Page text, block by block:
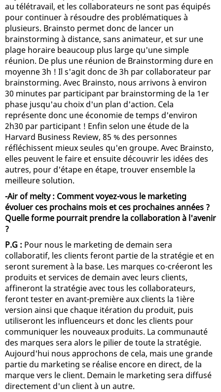
au télétravail, et les collaborateurs ne sont pas équipés
pour continuer à résoudre des problématiques à
plusieurs. Brainsto permet donc de lancer un
brainstorming à distance, sans animateur, et sur une
plage horaire beaucoup plus large qu'une simple
réunion. De plus une réunion de Brainstorming dure en
moyenne 3h ! Il s'agit donc de 3h par collaborateur par
brainstorming. Avec Brainsto, nous arrivons à environ
30 minutes par participant par brainstorming de la 1er
phase jusqu'au choix d'un plan d'action. Cela
représente donc une économie de temps d'environ
2h30 par participant ! Enfin selon une étude de la
Harvard Business Review, 85 % des personnes
réfléchissent mieux seules qu'en groupe. Avec Brainsto,
elles peuvent le faire et ensuite découvrir les idées des
autres, pour d'étape en étape, trouver ensemble la
meilleure solution.
-Air of melty : Comment voyez-vous le marketing
évoluer ces prochains mois et ces prochaines années ?
Quelle forme pourrait prendre la collaboration à l'avenir
?
P.G : Pour nous le marketing de demain sera
collaboratif, les clients feront partie de la stratégie et en
seront surement à la base. Les marques co-créeront les
produits et services de demain avec leurs clients,
affineront la stratégie avec tous les collaborateurs,
feront tester en avant-première aux clients la 1ière
version ainsi que chaque itération du produit, puis
utiliseront les influenceurs et donc les clients pour
communiquer les nouveaux produits. La communauté
des marques sera alors le pilier de toute la stratégie.
Aujourd'hui nous approchons de cela, mais une grande
partie du marketing se réalise encore en direct, de la
marque vers le client. Demain le marketing sera diffusé
directement d'un client à un autre.